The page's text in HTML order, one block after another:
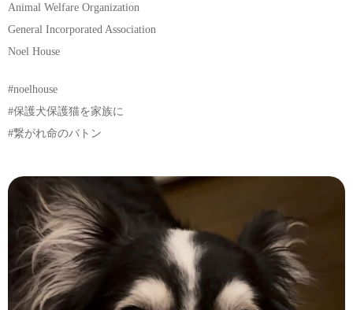
Animal Welfare Organization
General Incorporated Association
Noel House
#noelhouse
#保護犬保護猫を家族に
#繋がれ命のバトン